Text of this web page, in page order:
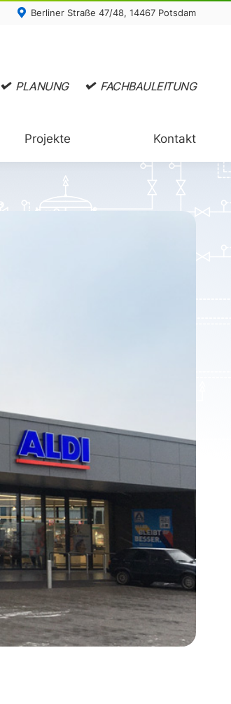
Berliner Straße 47/48, 14467 Potsdam
Projekte Kontakt